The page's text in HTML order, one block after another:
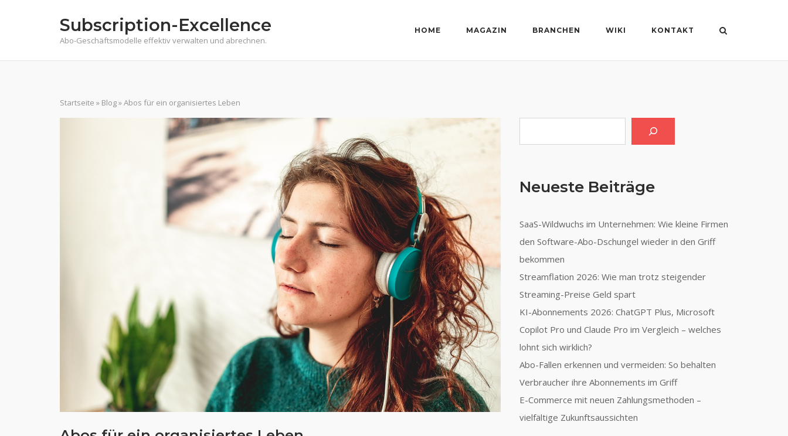
Subscription-Excellence
Abo-Geschäftsmodelle effektiv verwalten und abrechnen.
HOME MAGAZIN BRANCHEN WIKI KONTAKT
Startseite » Blog»Abos für ein organisiertes Leben
Neueste Beiträge
SaaS-Wildwuchs im Unternehmen: Wie kleine Firmen
den Software-Abo-Dschungel wieder in den Griff
bekommen
Streamflation 2026: Wie man trotz steigender
Streaming-Preise Geld spart
KI-Abonnements 2026: ChatGPT Plus, Microsoft
Copilot Pro und Claude Pro im Vergleich – welches
lohnt sich wirklich?
Abo-Fallen erkennen und vermeiden: So behalten
Verbraucher ihre Abonnements im Griff
E-Commerce mit neuen Zahlungsmethoden –
vielfältige Zukunftsaussichten